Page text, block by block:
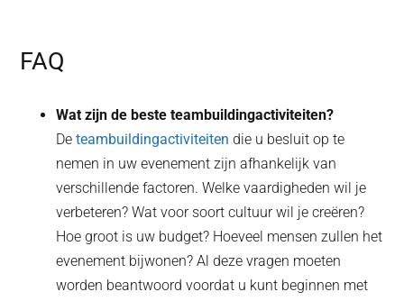
FAQ
Wat zijn de beste teambuildingactiviteiten?
Deteambuildingactiviteiten die u besluit op te
nemen in uw evenement zijn afhankelijk van
verschillende factoren. Welke vaardigheden wil je
verbeteren? Wat voor soort cultuur wil je creëren?
Hoe groot is uw budget? Hoeveel mensen zullen het
evenement bijwonen? Al deze vragen moeten
worden beantwoord voordat u kunt beginnen met